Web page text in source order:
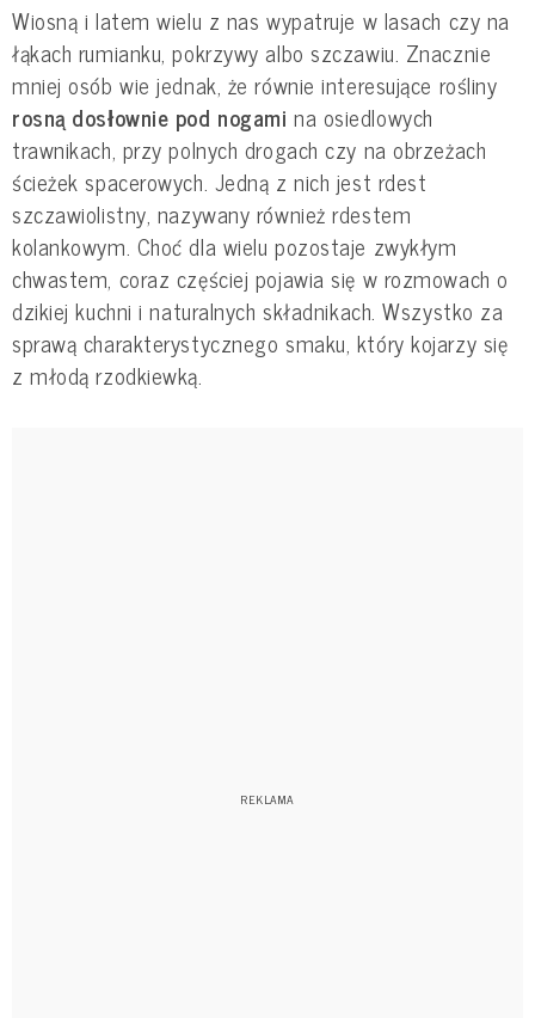
Wiosną i latem wielu z nas wypatruje w lasach czy na
łąkach rumianku, pokrzywy albo szczawiu. Znacznie
mniej osób wie jednak, że równie interesujące rośliny
rosną dosłownie pod nogami na osiedlowych
trawnikach, przy polnych drogach czy na obrzeżach
ścieżek spacerowych. Jedną z nich jest rdest
szczawiolistny, nazywany również rdestem
kolankowym. Choć dla wielu pozostaje zwykłym
chwastem, coraz częściej pojawia się w rozmowach o
dzikiej kuchni i naturalnych składnikach. Wszystko za
sprawą charakterystycznego smaku, który kojarzy się
z młodą rzodkiewką.